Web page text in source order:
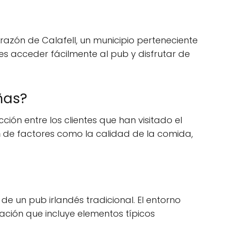
de Calafell, un municipio perteneciente
acceder fácilmente al pub y disfrutar de
entre los clientes que han visitado el
factores como la calidad de la comida,
un pub irlandés tradicional. El entorno
que incluye elementos típicos